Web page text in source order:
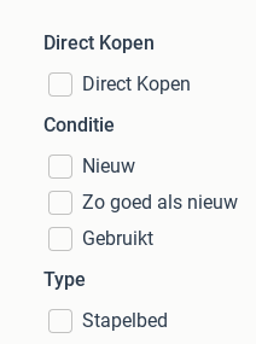
Direct Kopen
Direct Kopen
Conditie
Nieuw
Zo goed als nieuw
Gebruikt
Type
Stapelbed